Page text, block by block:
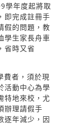
學年度起將取
即完成註冊手
假的問題，教
學生家長舟車
省時又省
費者，須於現
活動中心為學
特地來校，尤
辦理請假手
逐年減少，因